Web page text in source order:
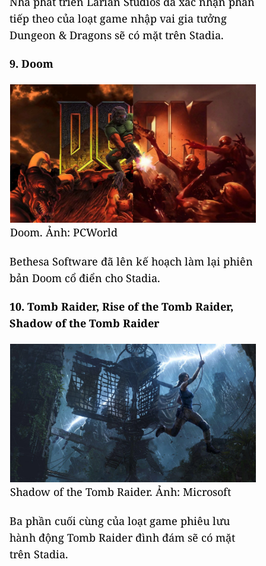
tiếp theo của loạt game nhập vai gia tưởng
Dungeon & Dragons sẽ có mặt trên Stadia.
9. Doom
Doom. Ảnh: PCWorld
Bethesa Software đã lên kế hoạch làm lại phiên
bản Doom cổ điển cho Stadia.
10. Tomb Raider, Rise of the Tomb Raider,
Shadow of the Tomb Raider
Shadow of the Tomb Raider. Ảnh: Microsoft
Ba phần cuối cùng của loạt game phiêu lưu
hành động Tomb Raider đình đám sẽ có mặt
trên Stadia.